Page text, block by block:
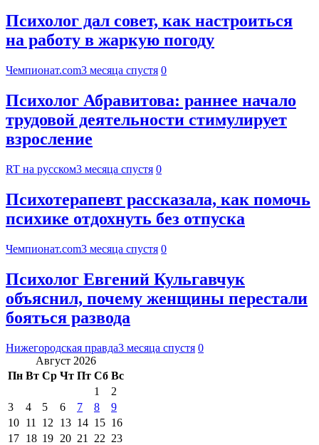
Психолог дал совет, как настроиться
на работу в жаркую погоду
Чемпионат.com3 месяца спустя 0
Психолог Абравитова: раннее начало
трудовой деятельности стимулирует
взросление
RT на русском3 месяца спустя 0
Психотерапевт рассказала, как помочь
психике отдохнуть без отпуска
Чемпионат.com3 месяца спустя 0
Психолог Евгений Кульгавчук
объяснил, почему женщины перестали
бояться развода
Нижегородская правда3 месяца спустя 0
Август 2026
Пн Вт Ср Чт Пт Сб Вс
1
2
3
4 5 6 7 8
9
10 11 12 13 14 15 16
17 18 19 20 21 22 23